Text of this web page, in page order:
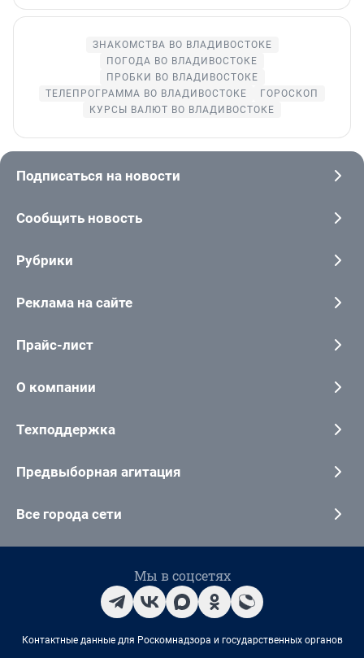
ЗНАКОМСТВА ВО ВЛАДИВОСТОКЕ
ПОГОДА ВО ВЛАДИВОСТОКЕ
ПРОБКИ ВО ВЛАДИВОСТОКЕ
ТЕЛЕПРОГРАММА ВО ВЛАДИВОСТОКЕ
ГОРОСКОП
КУРСЫ ВАЛЮТ ВО ВЛАДИВОСТОКЕ
Подписаться на новости
Сообщить новость
Рубрики
Реклама на сайте
Прайс-лист
О компании
Техподдержка
Предвыборная агитация
Все города сети
Мы в соцсетях
Контактные данные для Роскомнадзора и государственных органов